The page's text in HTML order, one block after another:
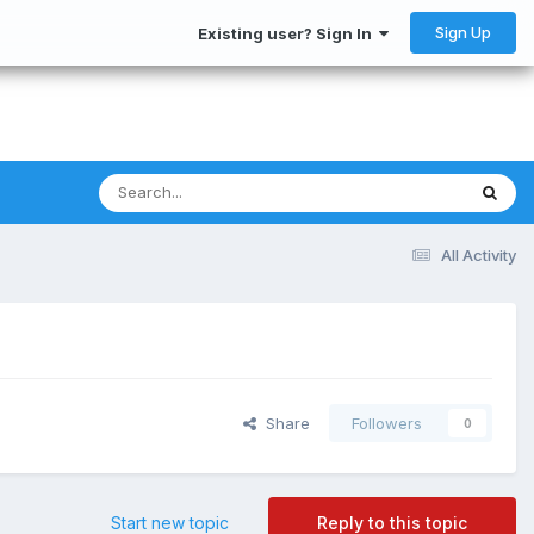
Existing user? Sign In Sign Up
All Activity
Share Followers 0
Reply to this topic
Start new topic